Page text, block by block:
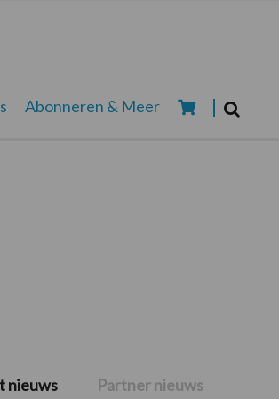
Abonneren & Meer
nieuws Partner nieuws